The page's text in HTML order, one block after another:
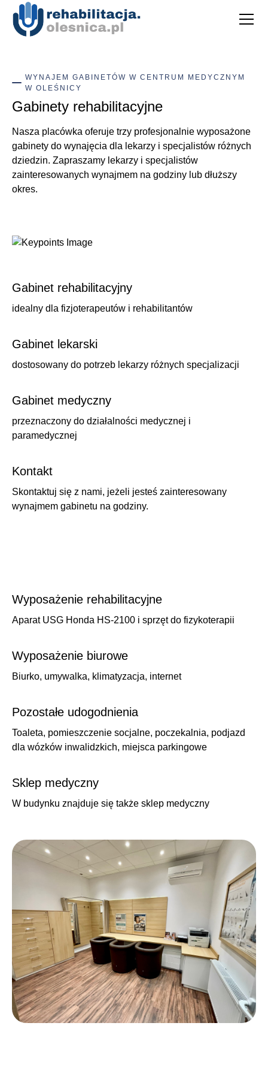
WYNAJEM GABINETÓW W CENTRUM MEDYCZNYM
W OLEŚNICY
Gabinety rehabilitacyjne
Nasza placówka oferuje trzy profesjonalnie wyposażone
gabinety do wynajęcia dla lekarzy i specjalistów różnych
dziedzin. Zapraszamy lekarzy i specjalistów
zainteresowanych wynajmem na godziny lub dłuższy
okres.
Gabinet rehabilitacyjny
idealny dla fizjoterapeutów i rehabilitantów
Gabinet lekarski
dostosowany do potrzeb lekarzy różnych specjalizacji
Gabinet medyczny
przeznaczony do działalności medycznej i
paramedycznej
Kontakt
Skontaktuj się z nami, jeżeli jesteś zainteresowany
wynajmem gabinetu na godziny.
Wyposażenie rehabilitacyjne
Aparat USG Honda HS-2100 i sprzęt do fizykoterapii
Wyposażenie biurowe
Biurko, umywalka, klimatyzacja, internet
Pozostałe udogodnienia
Toaleta, pomieszczenie socjalne, poczekalnia, podjazd
dla wózków inwalidzkich, miejsca parkingowe
Sklep medyczny
W budynku znajduje się także sklep medyczny